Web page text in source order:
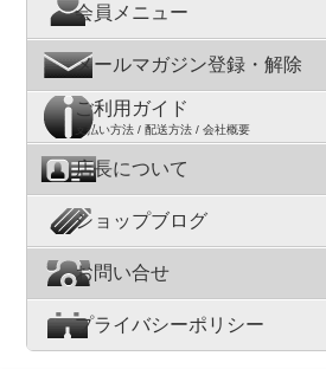
会員メニュー
メールマガジン登録・解除
ご利用ガイド
支払い方法 / 配送方法 / 会社概要
店長について
ショップブログ
お問い合せ
プライバシーポリシー